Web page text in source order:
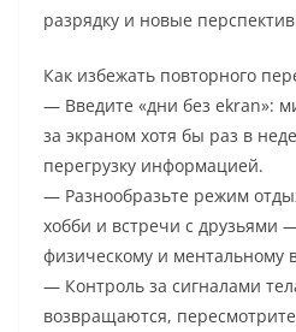
разрядку и новые
Как избежать повторного
— Введите «дни без ekran»:
за экраном хотя бы раз в
перегрузку информацией.
— Разнообразьте режим
хобби и встречи с друзьями
физическому и ментальному
— Контроль за сигналами
возвращаются,